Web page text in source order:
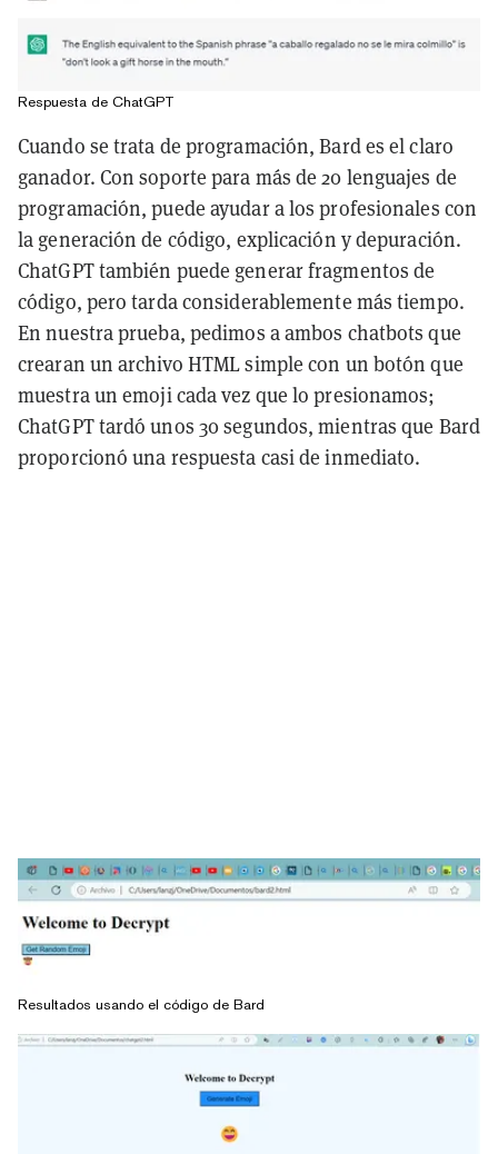
Respuesta de ChatGPT
Cuando se trata de programación, Bard es el claro
ganador. Con soporte para más de 20 lenguajes de
programación, puede ayudar a los profesionales con
la generación de código, explicación y depuración.
ChatGPT también puede generar fragmentos de
código, pero tarda considerablemente más tiempo.
En nuestra prueba, pedimos a ambos chatbots que
crearan un archivo HTML simple con un botón que
muestra un emoji cada vez que lo presionamos;
ChatGPT tardó unos 30 segundos, mientras que Bard
proporcionó una respuesta casi de inmediato.
Resultados usando el código de Bard